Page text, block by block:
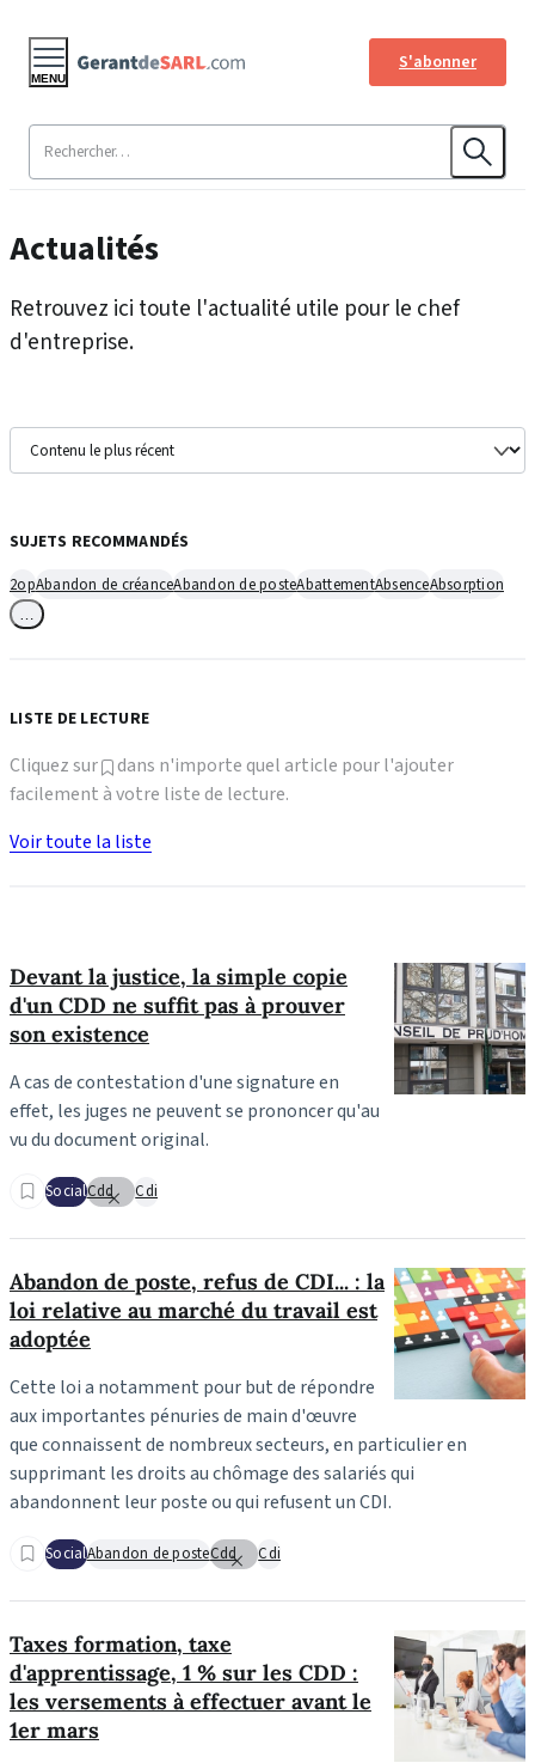
S'abonner
MENU
Actualités
Retrouvez ici toute l'actualité utile pour le chef
d'entreprise.
Devant la justice, la simple copie
d'un CDD ne suffit pas à prouver
son existence
A cas de contestation d'une signature en
effet, les juges ne peuvent se prononcer qu'au
vu du document original.
SocialCdd Cdi
Abandon de poste, refus de CDI... : la
loi relative au marché du travail est
adoptée
Cette loi a notamment pour but de répondre
aux importantes pénuries de main d'œuvre
que connaissent de nombreux secteurs, en particulier en
supprimant les droits au chômage des salariés qui
abandonnent leur poste ou qui refusent un CDI.
SocialAbandon de posteCdd Cdi
Taxes formation, taxe
d'apprentissage, 1 % sur les CDD :
les versements à effectuer avant le
1er mars
SUJETS RECOMMANDÉS
2opAbandon de créanceAbandon de posteAbattementAbsenceAbsorption
LISTE DE LECTURE
Cliquez sur
dans n'importe quel article pour l'ajouter
facilement à votre liste de lecture.
Voir toute la liste